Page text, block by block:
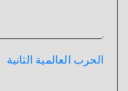
الحرب العالمية الثانية